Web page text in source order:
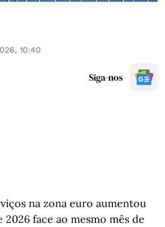
10:40
Siga-nos
na zona euro aumentou
2026 face ao mesmo mês de